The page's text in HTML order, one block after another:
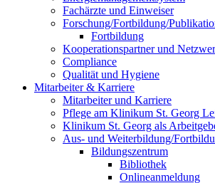
Fachärzte und Einweiser
Forschung/Fortbildung/
Fortbildung
Kooperationspartner und
Compliance
Qualität und Hygiene
Mitarbeiter & Karriere
Mitarbeiter und Karriere
Pflege am Klinikum St. Georg
Klinikum St. Georg als
Aus- und Weiterbildung/
Bildungszentrum
Bibliothek
Onlineanmeldung